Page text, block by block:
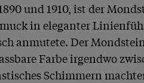
und 1910, ist der
in eleganter
anmutete. Der
Farbe irgendwo
Schimmern